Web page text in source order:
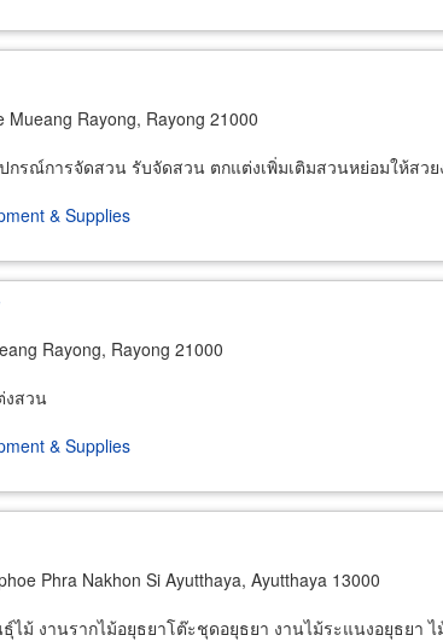
Rayong, Rayong 21000
รณ์การจัดสวน รับจัดสวน ตกแต่งเพิ่มเติมสวนหย่อมให้สวย
& Supplies
Rayong, Rayong 21000
งสวน
& Supplies
Phra Nakhon Si Ayutthaya, Ayutthaya 13000
ไม้ งานรากไม้อยุธยาโต๊ะชุดอยุธยา งานไม้ระแนงอยุธยา